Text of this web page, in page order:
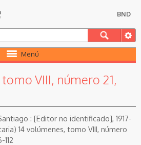
BND
Menú
VIII, número 21,
: [Editor no identificado], 1917-
14 volúmenes, tomo VIII, número